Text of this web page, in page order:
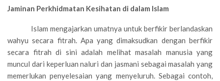
Jaminan Perkhidmatan Kesihatan di dalam Islam
Islam mengajarkan umatnya untuk berfikir berlandaskan
wahyu secara fitrah. Apa yang dimaksudkan dengan berfikir
secara fitrah di sini adalah melihat masalah manusia yang
muncul dari keperluan naluri dan jasmani sebagai masalah yang
memerlukan penyelesaian yang menyeluruh. Sebagai contoh,